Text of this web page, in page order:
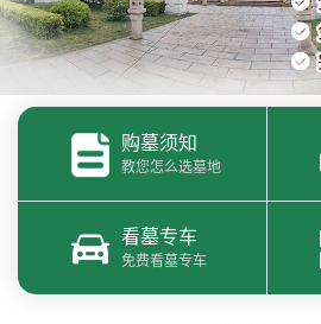
购墓须知
教您怎么选墓地
看墓专车
免费看墓专车